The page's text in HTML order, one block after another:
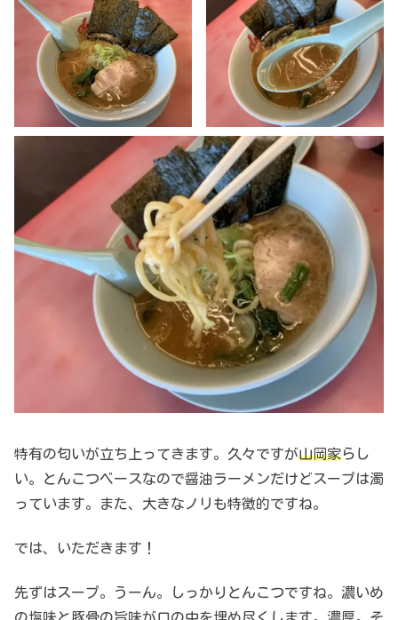
特有の匂いが立ち上ってきます。久々ですが山岡家らし
い。とんこつベースなので醤油ラーメンだけどスープは濁
っています。また、大きなノリも特徴的ですね。
では、いただきます！
先ずはスープ。うーん。しっかりとんこつですね。濃いめ